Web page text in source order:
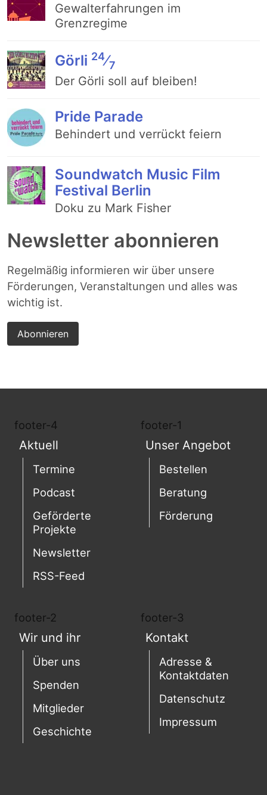
Gewalterfahrungen im
Grenzregime
Görli 24⁄7
Der Görli soll auf bleiben!
Pride Parade
Behindert und verrückt feiern
Soundwatch Music Film
Festival Berlin
Doku zu Mark Fisher
Newsletter abonnieren
Regelmäßig informieren wir über unsere
Förderungen, Veranstaltungen und alles was
wichtig ist.
Abonnieren
footer-4
Aktuell
Termine
Podcast
Geförderte
Projekte
Newsletter
RSS-Feed
footer-1
Unser Angebot
Bestellen
Beratung
Förderung
footer-2
Wir und ihr
Über uns
Spenden
Mitglieder
Geschichte
footer-3
Kontakt
Adresse &
Kontaktdaten
Datenschutz
Impressum